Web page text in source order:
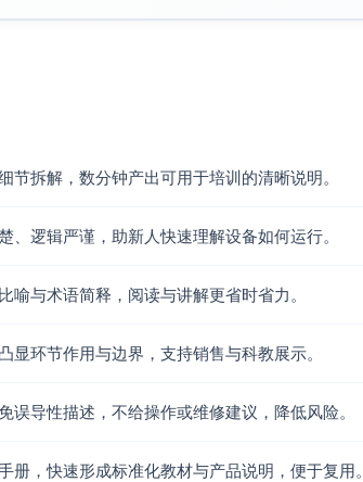
吸气比例阀）
超压释放与循环切换。
控制与报警。
与漏气，支持触发与波形监测。
节拆解，数分钟产出可用于培训的清晰说明。
、逻辑严谨，助新人快速理解设备如何运行。
喻与术语简释，阅读与讲解更省时省力。
环节作用与边界，支持销售与科教展示。
误导性描述，不给操作或维修建议，降低风险。
，快速形成标准化教材与产品说明，便于复用。